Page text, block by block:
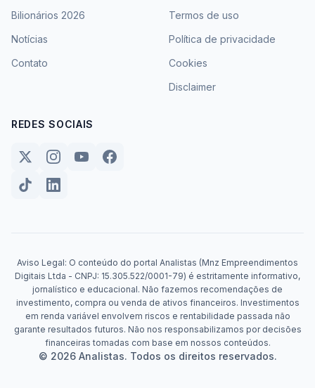
Bilionários 2026
Notícias
Contato
Termos de uso
Política de privacidade
Cookies
Disclaimer
REDES SOCIAIS
Aviso Legal: O conteúdo do portal Analistas (Mnz Empreendimentos
Digitais Ltda - CNPJ: 15.305.522/0001-79) é estritamente informativo,
jornalístico e educacional. Não fazemos recomendações de
investimento, compra ou venda de ativos financeiros. Investimentos
em renda variável envolvem riscos e rentabilidade passada não
garante resultados futuros. Não nos responsabilizamos por decisões
financeiras tomadas com base em nossos conteúdos.
© 2026 Analistas. Todos os direitos reservados.